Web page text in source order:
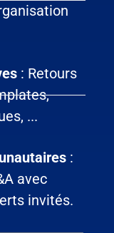
: Retours
...
:
avec
invités.